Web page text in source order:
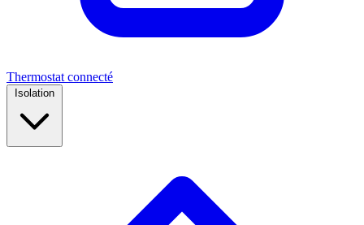
Thermostat connecté